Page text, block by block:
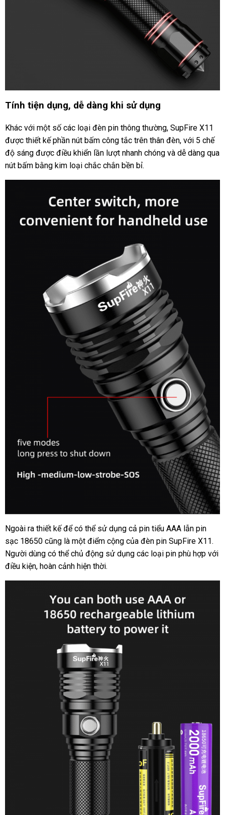
Tính tiện dụng, dễ dàng khi sử dụng
Khác với một số các loại đèn pin thông thường, SupFire X11
được thiết kế phần nút bấm công tắc trên thân đèn, với 5 chế
độ sáng được điều khiển lần lượt nhanh chóng và dễ dàng qua
nút bấm bằng kim loại chắc chắn bền bỉ.
Ngoài ra thiết kế để có thể sử dụng cả pin tiểu AAA lẫn pin
sạc 18650 cũng là một điểm cộng của đèn pin SupFire X11.
Người dùng có thể chủ động sử dụng các loại pin phù hợp với
điều kiện, hoàn cảnh hiện thời.